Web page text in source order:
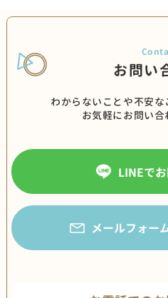
お問い
わからないことや不安
お気軽にお問い合
LINEで
メールフォー